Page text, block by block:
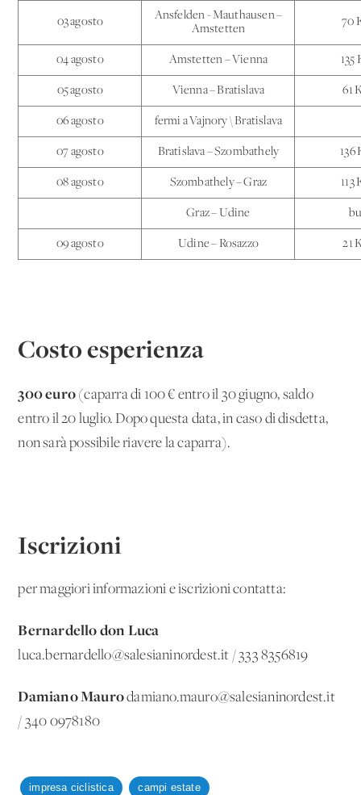
03 agosto
Ansfelden - Mauthausen –
Amstetten
70
04 agosto Amstetten – Vienna 135
05 agosto Vienna – Bratislava 61
06 agosto fermi a Vajnory \ Bratislava
07 agosto Bratislava – Szombathely 136
08 agosto Szombathely – Graz 113
Graz – Udine
09 agosto Udine – Rosazzo 21
Costo esperienza
300 euro (caparra di 100 € entro il 30 giugno, saldo
entro il 20 luglio. Dopo questa data, in caso di disdetta,
non sarà possibile riavere la caparra).
Iscrizioni
per maggiori informazioni e iscrizioni contatta:
Bernardello don Luca
luca.bernardello@salesianinordest.it / 333 8356819
Damiano Maurodamiano.mauro@salesianinordest.it
/ 340 0978180
impresa ciclistica campi estate